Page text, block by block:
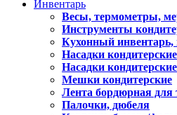
Инвентарь
Весы, термометры,
Инструменты
Кухонный инвентарь,
Насадки кондитерские
Насадки
Мешки кондитерские
Лента бордюрная для
Палочки, дюбеля